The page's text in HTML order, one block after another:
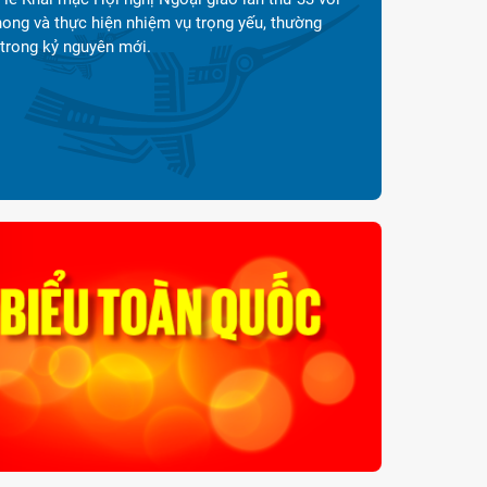
đối ngoại trong kỷ nguyên mới."